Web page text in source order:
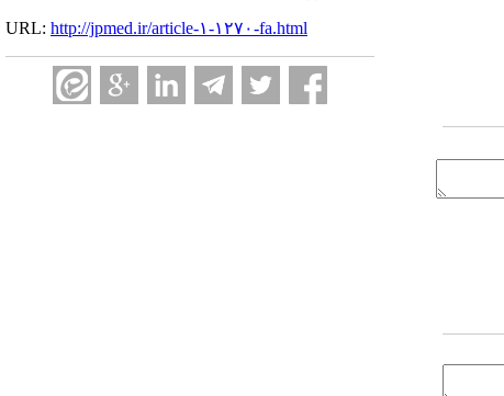
URL: http://jpmed.ir/article-۱-۱۲۷۰-fa.html